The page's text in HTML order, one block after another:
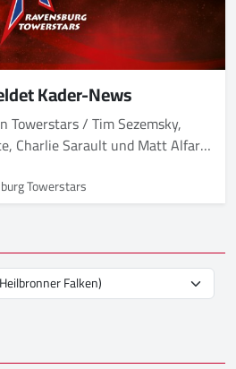
Kader-News
Towerstars / Tim Sezemsky,
Charlie Sarault und Matt Alfaro
Towerstars